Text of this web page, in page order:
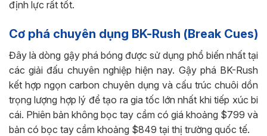
định lực rất tốt.
Cơ phá chuyên dụng BK-Rush (Break Cues)
Đây là dòng gậy phá bóng được sử dụng phổ biến nhất tại
các giải đấu chuyên nghiệp hiện nay. Gậy phá BK-Rush
kết hợp ngọn carbon chuyên dụng và cấu trúc chuôi dồn
trọng lượng hợp lý để tạo ra gia tốc lớn nhất khi tiếp xúc bi
cái. Phiên bản không bọc tay cầm có giá khoảng $799 và
bản có bọc tay cầm khoảng $849 tại thị trường quốc tế.